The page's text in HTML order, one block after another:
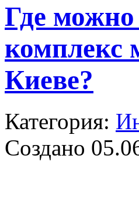
Где
комплекс
Киеве?
Категория:
Создано